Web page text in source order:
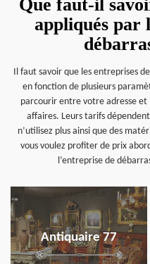
Que faut-il
appliqués par
Il faut savoir que les entreprises
en fonction de plusieurs
parcourir entre votre adresse et
affaires. Leurs tarifs
n’utilisez plus ainsi que des
vous voulez profiter de prix
l’entreprise de
Antiquaire 77
en savoir plus